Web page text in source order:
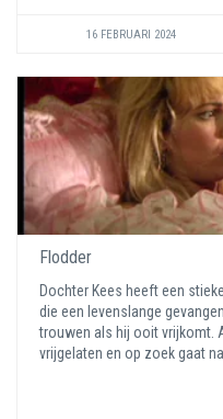
16 FEBRUARI 2024
Flodder
Dochter Kees heeft een
die een levenslange
trouwen als hij ooit vrijkomt.
vrijgelaten en op zoek gaat